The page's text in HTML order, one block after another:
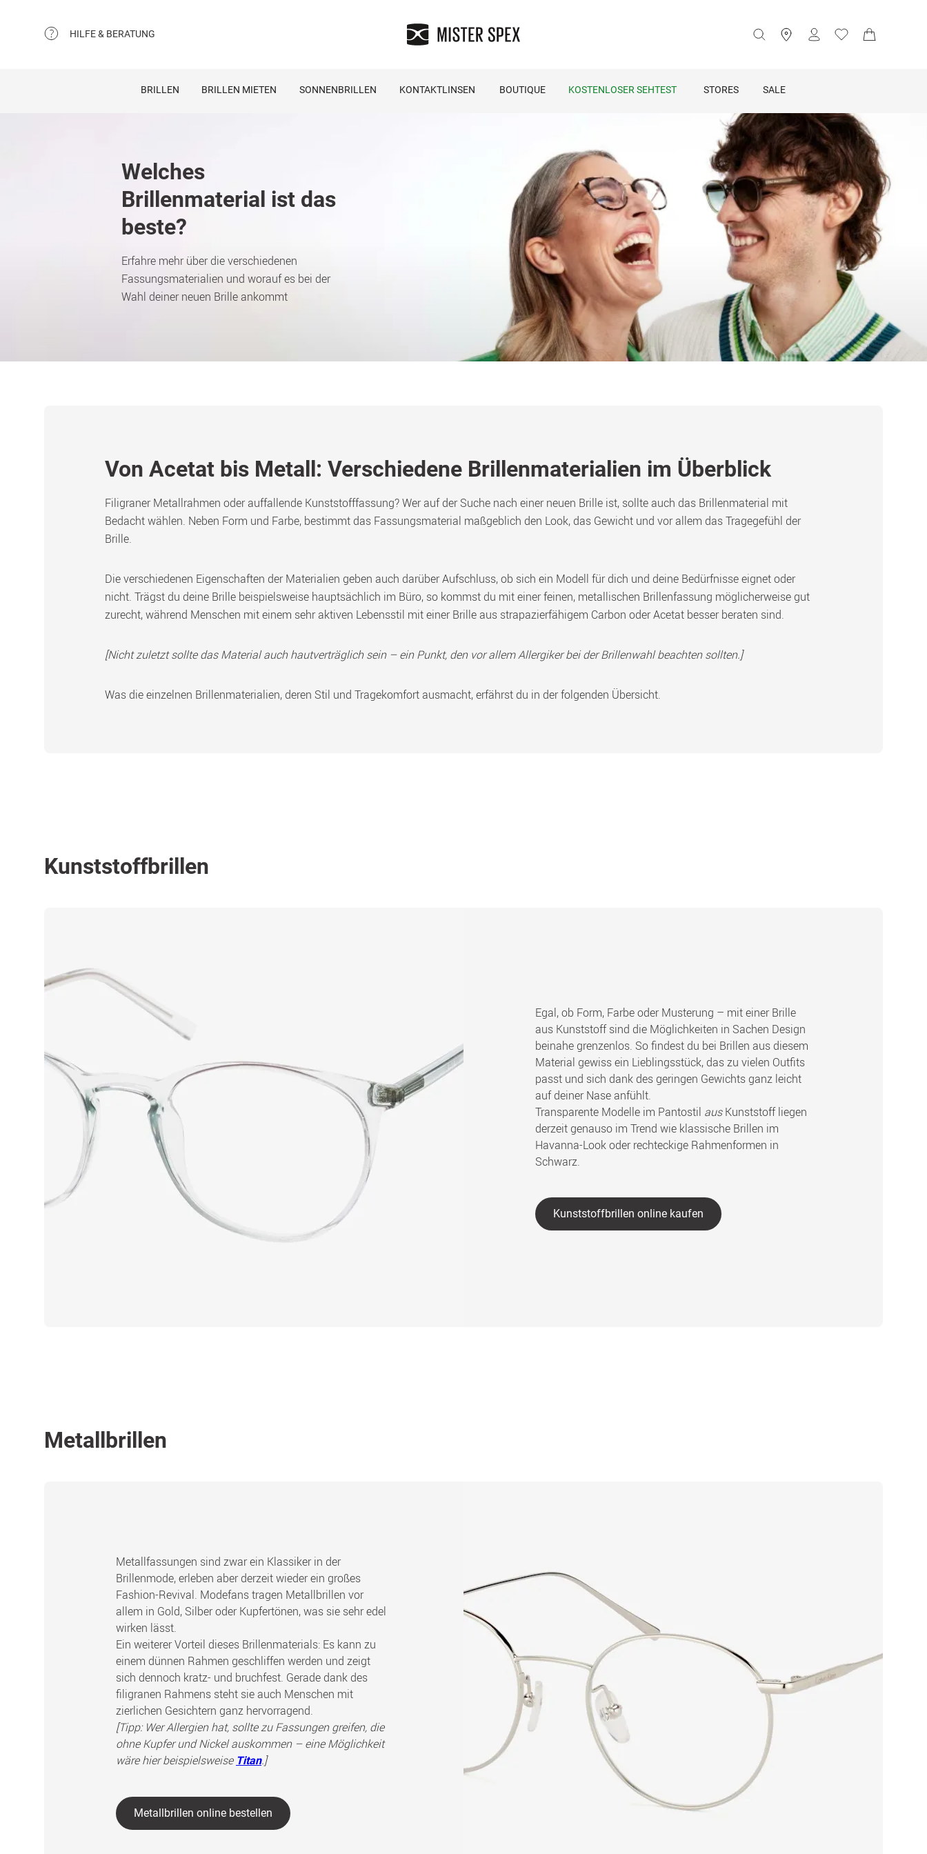
HILFE & BERATUNG
BRILLEN BRILLEN MIETEN SONNENBRILLEN KONTAKTLINSEN BOUTIQUE KOSTENLOSER SEHTEST STORES SALE
Welches
Brillenmaterial ist das
beste?
Erfahre mehr über die verschiedenen
Fassungsmaterialien und worauf es bei der
Wahl deiner neuen Brille ankommt
Von Acetat bis Metall: Verschiedene Brillenmaterialien im Überblick
Filigraner Metallrahmen oder auffallende Kunststofffassung? Wer auf der Suche nach einer neuen Brille ist, sollte auch das Brillenmaterial mit
Bedacht wählen. Neben Form und Farbe, bestimmt das Fassungsmaterial maßgeblich den Look, das Gewicht und vor allem das Tragegefühl der
Brille.
Die verschiedenen Eigenschaften der Materialien geben auch darüber Aufschluss, ob sich ein Modell für dich und deine Bedürfnisse eignet oder
nicht. Trägst du deine Brille beispielsweise hauptsächlich im Büro, so kommst du mit einer feinen, metallischen Brillenfassung möglicherweise gut
zurecht, während Menschen mit einem sehr aktiven Lebensstil mit einer Brille aus strapazierfähigem Carbon oder Acetat besser beraten sind.
[Nicht zuletzt sollte das Material auch hautverträglich sein – ein Punkt, den vor allem Allergiker bei der Brillenwahl beachten sollten.]
Was die einzelnen Brillenmaterialien, deren Stil und Tragekomfort ausmacht, erfährst du in der folgenden Übersicht.
Kunststoffbrillen
Egal, ob Form, Farbe oder Musterung – mit einer Brille
aus Kunststoff sind die Möglichkeiten in Sachen Design
beinahe grenzenlos. So findest du bei Brillen aus diesem
Material gewiss ein Lieblingsstück, das zu vielen Outfits
passt und sich dank des geringen Gewichts ganz leicht
auf deiner Nase anfühlt.
Transparente Modelle im Pantostil ausKunststoff liegen
derzeit genauso im Trend wie klassische Brillen im
Havanna-Look oder rechteckige Rahmenformen in
Schwarz.
Kunststoffbrillen online kaufen
Metallbrillen
Metallfassungen sind zwar ein Klassiker in der
Brillenmode, erleben aber derzeit wieder ein großes
Fashion-Revival. Modefans tragen Metallbrillen vor
allem in Gold, Silber oder Kupfertönen, was sie sehr edel
wirken lässt.
Ein weiterer Vorteil dieses Brillenmaterials: Es kann zu
einem dünnen Rahmen geschliffen werden und zeigt
sich dennoch kratz- und bruchfest. Gerade dank des
filigranen Rahmens steht sie auch Menschen mit
zierlichen Gesichtern ganz hervorragend.
[Tipp: Wer Allergien hat, sollte zu Fassungen greifen, die
ohne Kupfer und Nickel auskommen – eine Möglichkeit
wäre hier beispielsweise Titan.]
Metallbrillen online bestellen